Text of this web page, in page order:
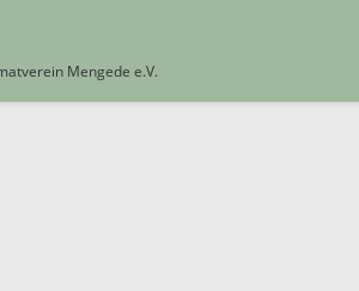
Mengede e.V.